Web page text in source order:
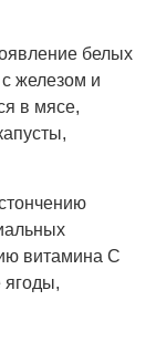
белых
железом и
в мясе,
витамина C
ягоды,